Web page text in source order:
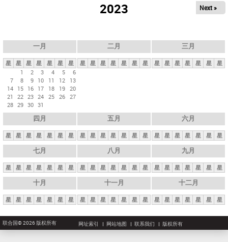
2023 Next »
一月
星 星 星 星 星 星
星
1
2 3 4 5
6
7
8 9 10 11 12
13
14 15 16 17 18 19 20
21
22 23 24 25 26 27
28 29 30 31
二月
星 星 星 星 星 星 星
三月
星 星 星 星 星 星 星
四月
星 星 星 星 星 星 星
五月
星 星 星 星 星 星 星
六月
星 星 星 星 星 星 星
七月
星 星 星 星 星 星 星
八月
星 星 星 星 星 星 星
九月
星 星 星 星 星 星 星
十月
星 星 星 星 星 星 星
十一月
星 星 星 星 星 星 星
十二月
星 星 星 星 星 星 星
联合国© 2026 版权所有 网址索引 网站地图 联系我们 版权所有